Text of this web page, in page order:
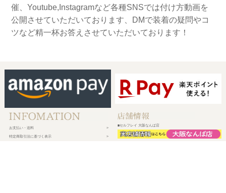
催、Youtube,Instagramなど各種SNSでは付け方動画を
公開させていただいております、DMで装着の疑問やコ
ツなど精一杯お答えさせていただいております！
お支払い・送料
特定商取引法に基づく表示
■セルフレイ 大阪なんば店